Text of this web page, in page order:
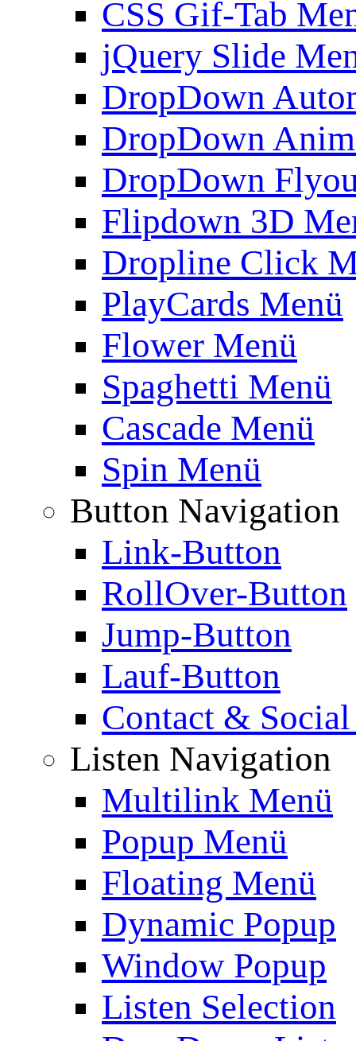
CSS Gif-Tab
jQuery Slide
DropDown
DropDown
DropDown
Flipdown 3D
Dropline Click
PlayCards Menü
Flower Menü
Spaghetti Menü
Cascade Menü
Spin Menü
Button Navigation
Link-Button
RollOver-Button
Jump-Button
Lauf-Button
Contact &
Listen Navigation
Multilink Menü
Popup Menü
Floating Menü
Dynamic Popup
Window Popup
Listen Selection